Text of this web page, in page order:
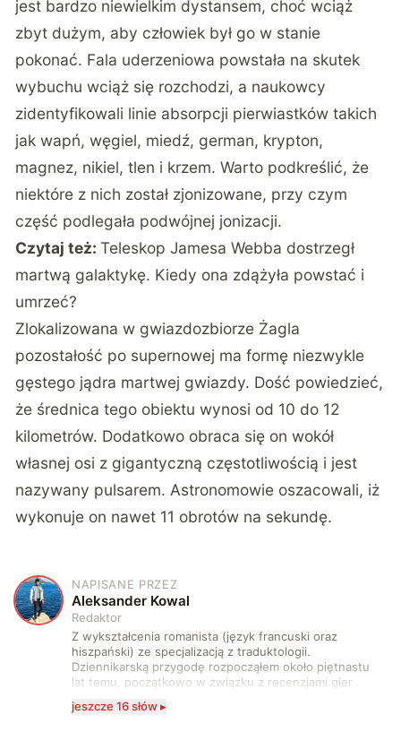
jest bardzo niewielkim dystansem, choć wciąż
zbyt dużym, aby człowiek był go w stanie
pokonać. Fala uderzeniowa powstała na skutek
wybuchu wciąż się rozchodzi, a naukowcy
zidentyfikowali linie absorpcji pierwiastków takich
jak wapń, węgiel, miedź, german, krypton,
magnez, nikiel, tlen i krzem. Warto podkreślić, że
niektóre z nich został zjonizowane, przy czym
część podlegała podwójnej jonizacji.
Czytaj też:Teleskop Jamesa Webba dostrzegł
martwą galaktykę. Kiedy ona zdążyła powstać i
umrzeć?
Zlokalizowana w gwiazdozbiorze Żagla
pozostałość po supernowej ma formę niezwykle
gęstego jądra martwej gwiazdy. Dość powiedzieć,
że średnica tego obiektu wynosi od 10 do 12
kilometrów. Dodatkowo obraca się on wokół
własnej osi z gigantyczną częstotliwością i jest
nazywany pulsarem. Astronomowie oszacowali, iż
wykonuje on nawet 11 obrotów na sekundę.
A
NAPISANE PRZEZ
Aleksander Kowal
Redaktor
Z wykształcenia romanista (język francuski oraz
hiszpański) ze specjalizacją z traduktologii.
Dziennikarską przygodę rozpocząłem około piętnastu
lat temu, początkowo w związku z recenzjami gier
zdecydowanie częściej na tematy związane z nauką
jeszcze 16 słów ▸